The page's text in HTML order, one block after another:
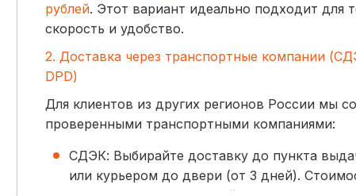
рублей. Этот вариант идеально подходит для
скорость и удобство.
2. Доставка через транспортные компании
DPD)
Для клиентов из других регионов России мы
проверенными транспортными компаниями:
СДЭК: Выбирайте доставку до пункта
или курьером до двери (от 3 дней).